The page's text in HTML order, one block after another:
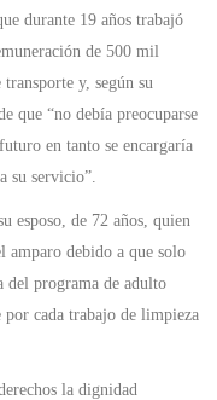
durante 19 años trabajó
de 500 mil
y, según su
que “no debía preocuparse
en tanto se encargaría
su servicio”.
esposo, de 72 años, quien
amparo debido a que solo
del programa de adulto
cada trabajo de limpieza
la dignidad